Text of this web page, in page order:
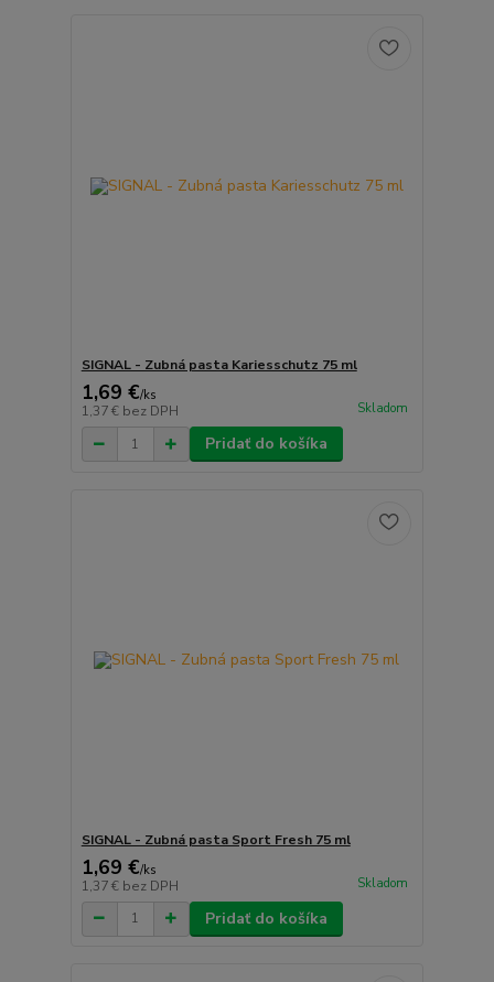
SIGNAL - Zubná pasta Kariesschutz 75 ml
1,69 €/ks
1,37 € bez DPH Skladom
Pridať do košíka
SIGNAL - Zubná pasta Sport Fresh 75 ml
1,69 €/ks
1,37 € bez DPH Skladom
Pridať do košíka